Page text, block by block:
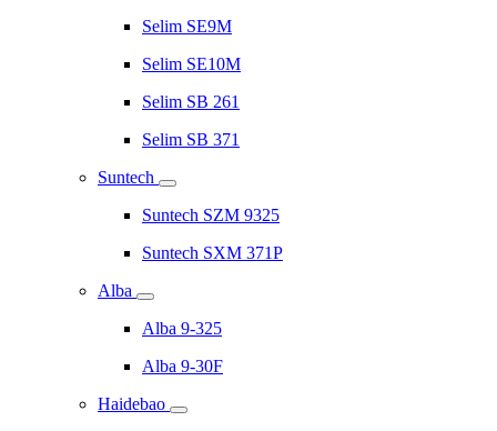
Selim SE9M
Selim SE10M
Selim SB 261
Selim SB 371
Suntech
Suntech SZM 9325
Suntech SXM 371P
Alba
Alba 9-325
Alba 9-30F
Haidebao